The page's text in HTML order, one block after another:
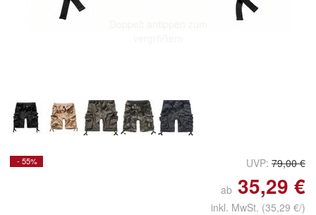
- 55% UVP: 79,00 €
ab 35,29 €
inkl. MwSt. (35,29 €/)